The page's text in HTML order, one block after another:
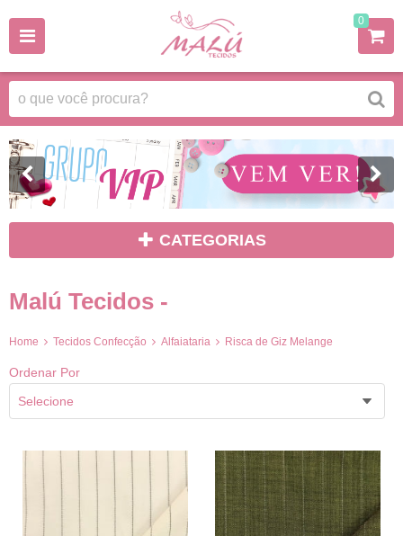
0
CATEGORIAS
Malú Tecidos -
Home Tecidos Confecção Alfaiataria Risca de Giz Melange
Ordenar Por
Selecione